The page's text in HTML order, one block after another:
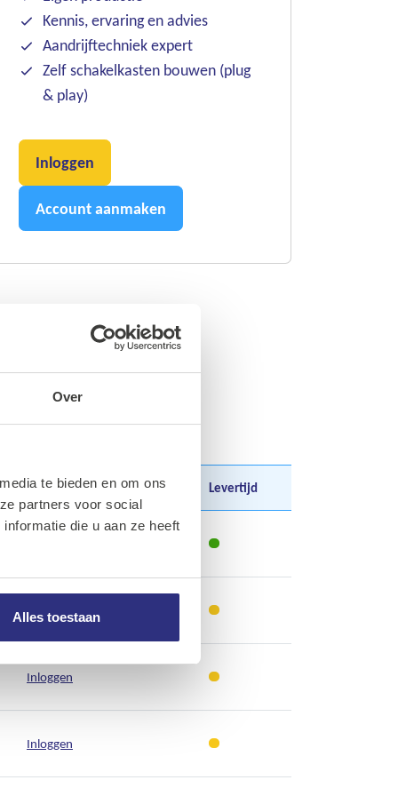
Over
te bieden en om ons
partners voor social
die u aan ze heeft
Alles toestaan
Kennis, ervaring en advies
Aandrijftechniek expert
Zelf schakelkasten bouwen (plug
& play)
Inloggen
Account aanmaken
Prijs Prijs per Levertijd
Inloggen
Inloggen
Inloggen